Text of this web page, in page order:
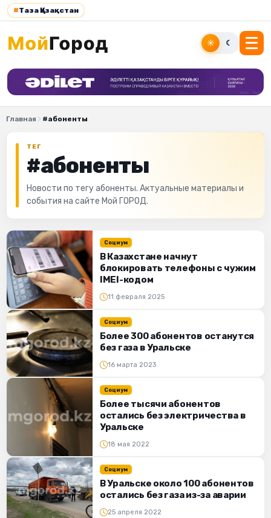
#Таза Қазақстан
☀ ☾
Главная #абоненты
ТЕГ
#абоненты
Новости по тегу абоненты. Актуальные материалы и
события на сайте Мой ГОРОД.
Социум
В Казахстане начнут
блокировать телефоны с чужим
IMEI-кодом
11 февраля 2025
Социум
Более 300 абонентов останутся
без газа в Уральске
16 марта 2023
Социум
Более тысячи абонентов
остались без электричества в
Уральске
18 мая 2022
Социум
В Уральске около 100 абонентов
остались без газа из-за аварии
25 апреля 2022